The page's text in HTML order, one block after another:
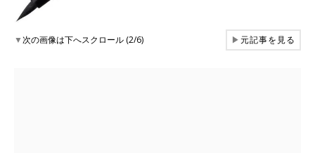
▼次の画像は下へスクロール (2/6) ▶元記事を見る